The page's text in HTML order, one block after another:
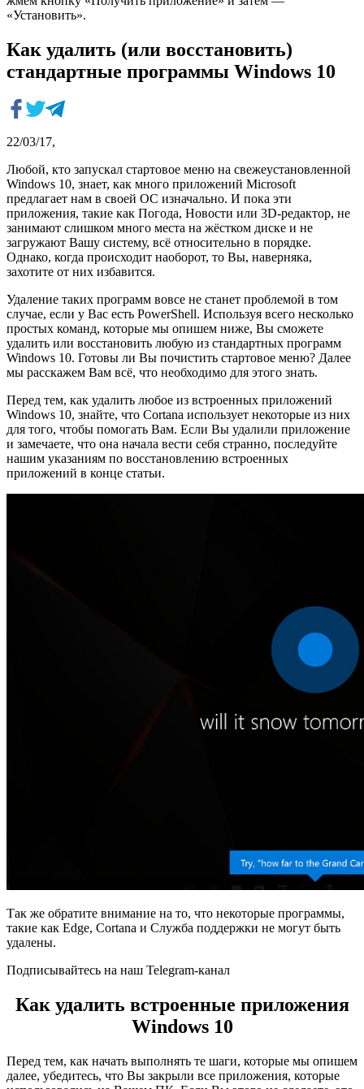
«Установить».
Как удалить (или восстановить)
стандартные программы Windows 10
22/03/17,
Любой, кто запускал стартовое меню на свежеустановленной
Windows 10, знает, как много приложений Microsoft
предлагает нам в своей ОС изначально. И пока эти
приложения, такие как Погода, Новости или 3D-редактор, не
занимают слишком много места на жёстком диске и не
загружают Вашу систему, всё относительно в порядке.
Однако, когда происходит наоборот, то Вы, наверняка,
захотите от них избавится.
Удаление таких программ вовсе не станет проблемой в том
случае, если у Вас есть PowerShell. Используя всего несколько
простых команд, которые мы опишем ниже, Вы сможете
удалить или восстановить любую из стандартных программ
Windows 10. Готовы ли Вы почистить стартовое меню? Далее
мы расскажем Вам всё, что необходимо для этого знать.
Перед тем, как удалить любое из встроенных приложений
Windows 10, знайте, что Cortana использует некоторые из них
для того, чтобы помогать Вам. Если Вы удалили приложение
и замечаете, что она начала вести себя странно, последуйте
нашим указаниям по восстановлению встроенных
приложений в конце статьи.
Так же обратите внимание на то, что некоторые программы,
такие как Edge, Cortana и Служба поддержки не могут быть
удалены.
Подписывайтесь на наш Telegram-канал
Как удалить встроенные приложения
Windows 10
Перед тем, как начать выполнять те шаги, которые мы опишем
далее, убедитесь, что Вы закрыли все приложения, которые